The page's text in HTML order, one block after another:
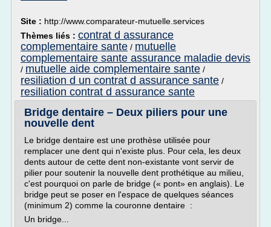
Site : http://www.comparateur-mutuelle.services
Thèmes liés : contrat d assurance
complementaire sante / mutuelle
complementaire sante assurance maladie devis
/ mutuelle aide complementaire sante /
resiliation d un contrat d assurance sante /
resiliation contrat d assurance sante
Bridge dentaire – Deux piliers pour une
nouvelle dent
Le bridge dentaire est une prothèse utilisée pour
remplacer une dent qui n'existe plus. Pour cela, les deux
dents autour de cette dent non-existante vont servir de
pilier pour soutenir la nouvelle dent prothétique au milieu,
c'est pourquoi on parle de bridge (« pont» en anglais). Le
bridge peut se poser en l'espace de quelques séances
(minimum 2) comme la couronne dentaire :
Un bridge...